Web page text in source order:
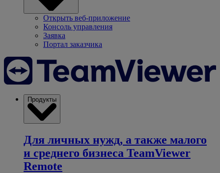
Открыть веб-приложение
Консоль управления
Заявка
Портал заказчика
Продукты
Для личных нужд, а также малого
и среднего бизнеса TeamViewer
Remote